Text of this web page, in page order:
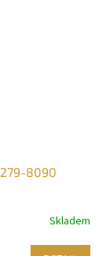
8090
Skladem